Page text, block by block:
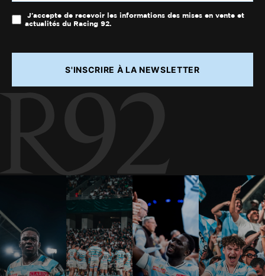
J'accepte de recevoir les informations des mises en vente et
actualités du Racing 92.
S'INSCRIRE À LA NEWSLETTER